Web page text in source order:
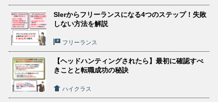
SIerからフリーランスになる4つのステップ！失敗
しない方法を解説
フリーランス
【ヘッドハンティングされたら】最初に確認すべ
きことと転職成功の秘訣
ハイクラス